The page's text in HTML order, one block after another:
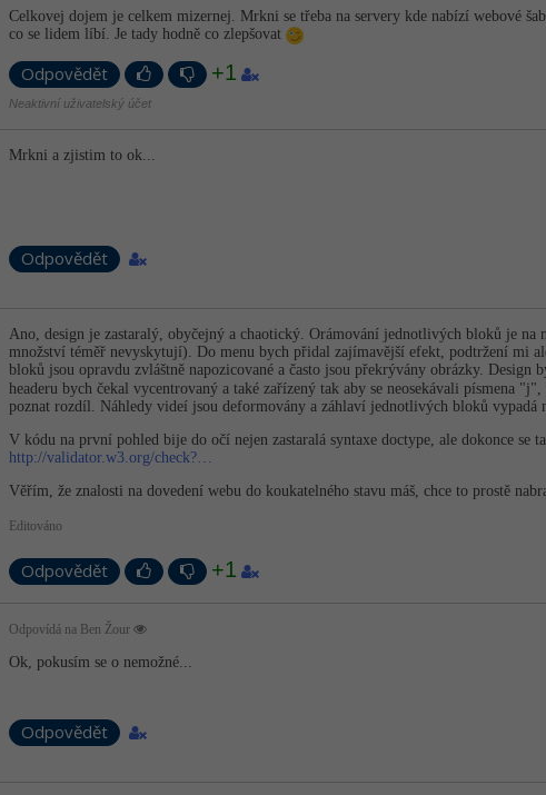
Celkovej dojem je celkem mizernej. Mrkni se třeba na servery kde nabízí webové
co se lidem líbí. Je tady hodně co zlepšovat
Odpovědět +1
Neaktivní uživatelský účet
Mrkni a zjistim to ok...
Odpovědět
Ano, design je zastaralý, obyčejný a chaotický. Orámování jednotlivých bloků je
množství téměř nevyskytují). Do menu bych přidal zajímavější efekt, podtržení mi
bloků jsou opravdu zvláštně napozicované a často jsou překrývány obrázky. Design
headeru bych čekal vycentrovaný a také zařízený tak aby se neosekávali písmena
poznat rozdíl. Náhledy videí jsou deformovány a záhlaví jednotlivých bloků vypadá
V kódu na první pohled bije do očí nejen zastaralá syntaxe doctype, ale dokonce se
http://validator.w3.org/check?…
Věřím, že znalosti na dovedení webu do koukatelného stavu máš, chce to prostě
Editováno
Odpovědět +1
Odpovídá na Ben Žour
Ok, pokusím se o nemožné...
Odpovědět